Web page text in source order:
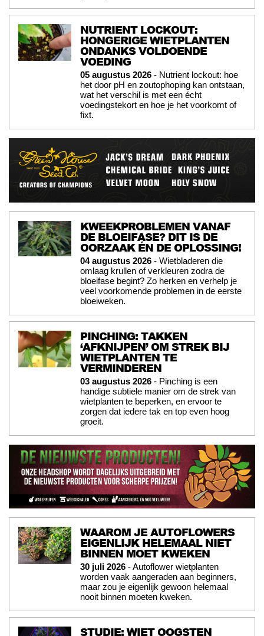
NUTRIENT LOCKOUT:
HONGERIGE WIETPLANTEN
ONDANKS VOLDOENDE
VOEDING
05 augustus 2026 - Nutrient lockout: hoe
het door pH en zoutophoping kan ontstaan,
wat het verschil is met een écht
voedingstekort en hoe je het voorkomt of
fixt.
KWEEKPROBLEMEN VANAF
DE BLOEIFASE? DIT IS DE
OORZAAK ÉN DE OPLOSSING!
04 augustus 2026 - Wietbladeren die
omlaag krullen of verkleuren zodra de
bloeifase begint? Zo herken en verhelp je
veel voorkomende problemen in de eerste
bloeiweken.
PINCHING: TAKKEN
‘AFKNIJPEN’ OM STREK BIJ
WIETPLANTEN TE
VERMINDEREN
03 augustus 2026 - Pinching is een
handige subtiele manier om de strek van
wietplanten te beperken, en ervoor te
zorgen dat iedere tak en top even hoog
groeit.
WAAROM JE AUTOFLOWERS
EIGENLIJK HELEMAAL NIET
BINNEN MOET KWEKEN
30 juli 2026 - Autoflower wietplanten
worden vaak aangeraden aan beginners,
maar zou je eigenlijk gewoon helemaal
nooit binnen moeten kweken.
STUDIE: WIET OOGSTEN